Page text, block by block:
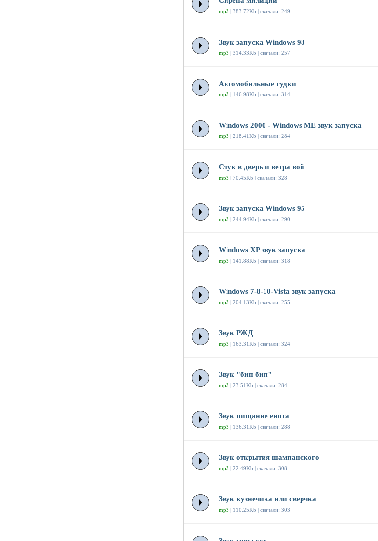
mp3 | 383.72Kb | скачали: 249
Звук запуска Windows 98
mp3 | 314.33Kb | скачали: 257
Автомобильные гудки
mp3 | 146.98Kb | скачали: 314
Windows 2000 - Windows ME звук запуска
mp3 | 218.41Kb | скачали: 284
Стук в дверь и ветра вой
mp3 | 70.45Kb | скачали: 328
Звук запуска Windows 95
mp3 | 244.94Kb | скачали: 290
Windows XP звук запуска
mp3 | 141.88Kb | скачали: 318
Windows 7-8-10-Vista звук запуска
mp3 | 204.13Kb | скачали: 255
Звук РЖД
mp3 | 163.31Kb | скачали: 324
Звук "бип бип"
mp3 | 23.51Kb | скачали: 284
Звук пищание енота
mp3 | 136.31Kb | скачали: 288
Звук открытия шампанского
mp3 | 22.49Kb | скачали: 308
Звук кузнечика или сверчка
mp3 | 110.25Kb | скачали: 303